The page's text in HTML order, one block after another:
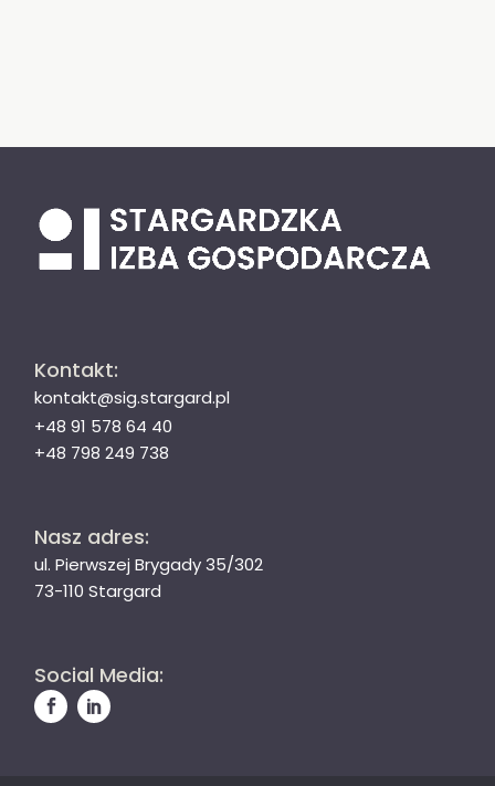
Kontakt:
kontakt@sig.stargard.pl
+48 91 578 64 40
+48 798 249 738
Nasz adres:
ul. Pierwszej Brygady 35/302
73-110 Stargard
Social Media: